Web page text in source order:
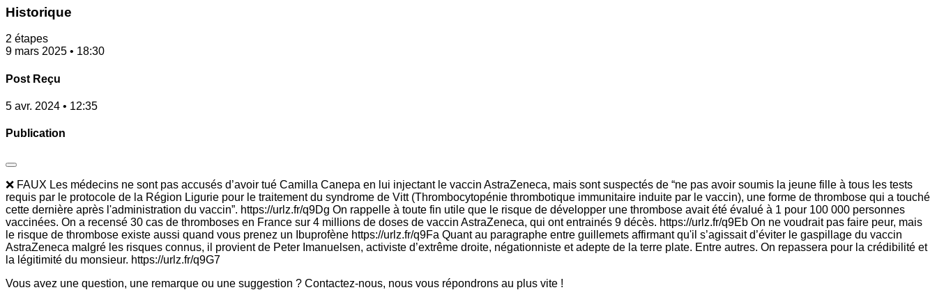
Historique
2 étapes
9 mars 2025 • 18:30
Post Reçu
5 avr. 2024 • 12:35
Publication
❌ FAUX Les médecins ne sont pas accusés d’avoir tué Camilla Canepa en lui injectant le vaccin AstraZeneca, mais sont suspectés de “ne pas avoir soumis la jeune fille à tous les tests
requis par le protocole de la Région Ligurie pour le traitement du syndrome de Vitt (Thrombocytopénie thrombotique immunitaire induite par le vaccin), une forme de thrombose qui a touché
cette dernière après l'administration du vaccin”. https://urlz.fr/q9Dg On rappelle à toute fin utile que le risque de développer une thrombose avait été évalué à 1 pour 100 000 personnes
vaccinées. On a recensé 30 cas de thromboses en France sur 4 millions de doses de vaccin AstraZeneca, qui ont entrainés 9 décès. https://urlz.fr/q9Eb On ne voudrait pas faire peur, mais
le risque de thrombose existe aussi quand vous prenez un Ibuprofène https://urlz.fr/q9Fa Quant au paragraphe entre guillemets affirmant qu'il s’agissait d’éviter le gaspillage du vaccin
AstraZeneca malgré les risques connus, il provient de Peter Imanuelsen, activiste d’extrême droite, négationniste et adepte de la terre plate. Entre autres. On repassera pour la crédibilité et
la légitimité du monsieur. https://urlz.fr/q9G7
Vous avez une question, une remarque ou une suggestion ? Contactez-nous, nous vous répondrons au plus vite !